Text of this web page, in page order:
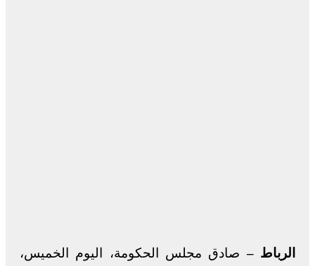
الرباط –صادق مجلس الحكومة، اليوم الخميس،